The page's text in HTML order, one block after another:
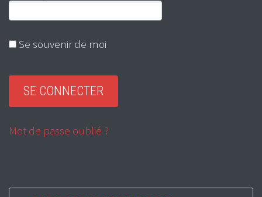
Se souvenir de moi
Mot de passe oublié ?